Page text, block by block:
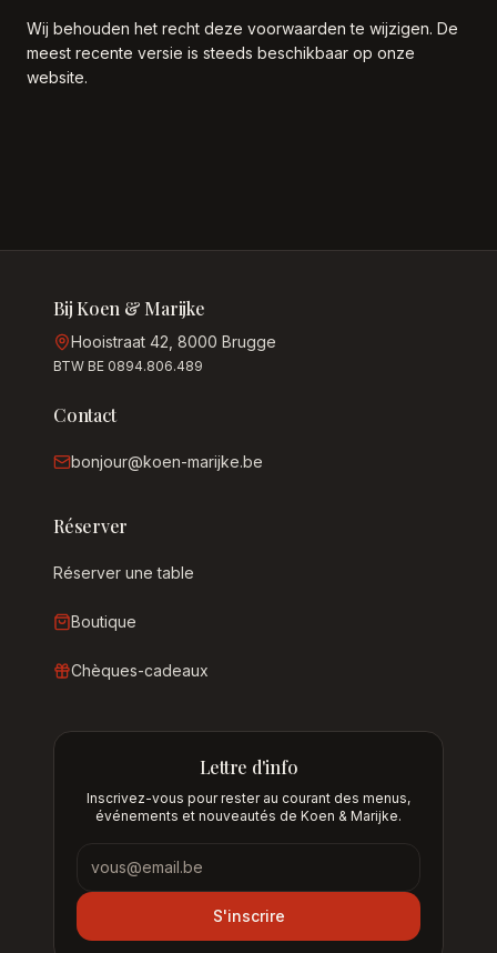
Wij behouden het recht deze voorwaarden te wijzigen. De
meest recente versie is steeds beschikbaar op onze
website.
Bij Koen & Marijke
Hooistraat 42, 8000 Brugge
BTW BE 0894.806.489
Contact
bonjour@koen-marijke.be
Réserver
Réserver une table
Boutique
Chèques-cadeaux
Lettre d'info
Inscrivez-vous pour rester au courant des menus,
événements et nouveautés de Koen & Marijke.
Lettre d'info
S'inscrire